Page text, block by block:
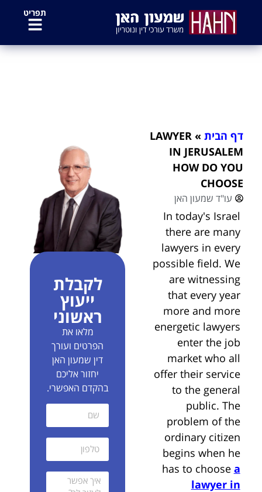
תפריט
דף הבית »
LAWYER
IN JERUSALEM
HOW DO YOU
CHOOSE
עו"ד שמעון האן
In today's Israel
there are many
lawyers in every
possible field. We
are witnessing
that every year
more and more
energetic lawyers
enter the job
market who all
offer their service
to the general
public. The
problem of the
ordinary citizen
begins when he
has to choose a
lawyer in
לקבלת
ייעוץ
ראשוני
מלאו את
הפרטים ועורך
דין שמעון האן
יחזור אליכם
בהקדם האפשרי.